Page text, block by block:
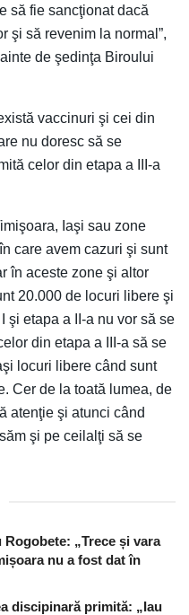
să fie sancţionat dacă
şi să revenim la normal”,
de şedinţa Biroului
vaccinuri şi cei din
nu doresc să se
celor din etapa a III-a
Iaşi sau zone
care avem cazuri şi sunt
în aceste zone şi altor
20.000 de locuri libere şi
şi etapa a II-a nu vor să se
din etapa a III-a să se
locuri libere când sunt
Cer de la toată lumea, de
atenţie şi atunci când
şi pe ceilalţi să se
„Trece și vara
nu a fost dat în
discipinară primită: „Iau